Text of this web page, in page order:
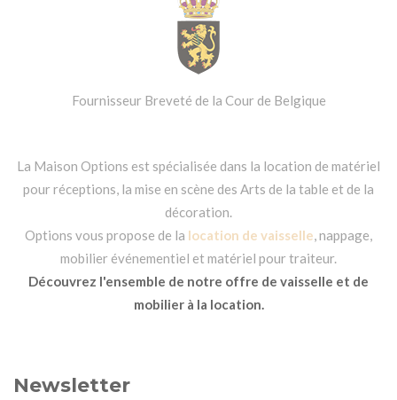
Fournisseur Breveté de la Cour de Belgique
La Maison Options est spécialisée dans la location de matériel
pour réceptions, la mise en scène des Arts de la table et de la
décoration.
Options vous propose de la location de vaisselle, nappage,
mobilier événementiel et matériel pour traiteur.
Découvrez l'ensemble de notre offre de vaisselle et de
mobilier à la location.
Newsletter